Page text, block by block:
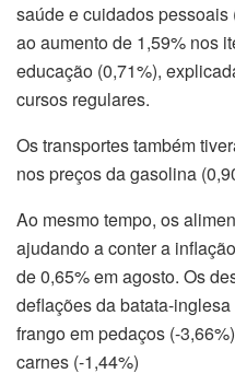
saúde e cuidados
ao aumento de 1,59% nos
educação (0,71%),
cursos regulares.
Os transportes também
nos preços da gasolina
Ao mesmo tempo, os
ajudando a conter a
de 0,65% em agosto. Os
deflações da batata-
frango em pedaços (-
carnes (-1,44%)